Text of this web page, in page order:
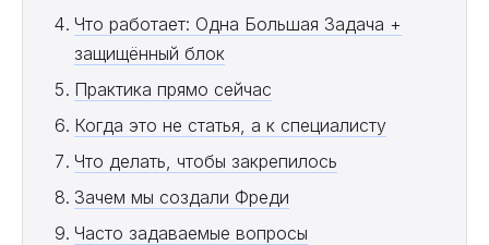
Что работает: Одна Большая Задача +
защищённый блок
Практика прямо сейчас
Когда это не статья, а к специалисту
Что делать, чтобы закрепилось
Зачем мы создали Фреди
Часто задаваемые вопросы